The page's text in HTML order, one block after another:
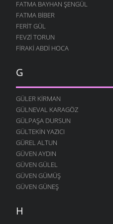
İŞGÜZAR BABA
12 AĞUSTOS 2004
MURTEZ
12 AĞUSTOS 2004
12 AĞUSTOS 2004
FESTIVAL
12 AĞUSTOS 2004
MERAKLI MELAHAT
12 AĞUSTOS 2004
HALK EĞITIMI
12 AĞUSTOS 2004
HASTAHANEDE DURUM
GIDIYORUZ
FATMA BAYHAN ŞENGÜL
FATMA BIBER
FERIT GÜL
FEVZI TORUN
FIRAKI ABDI HOCA
G
GÜLER KIRMAN
GÜLNEVAL KARAGÖZ
GÜLPAŞA DURSUN
GÜLTEKIN YAZICI
GÜREL ALTUN
GÜVEN AYDIN
GÜVEN GÜLEL
GÜVEN GÜMÜŞ
GÜVEN GÜNEŞ
H